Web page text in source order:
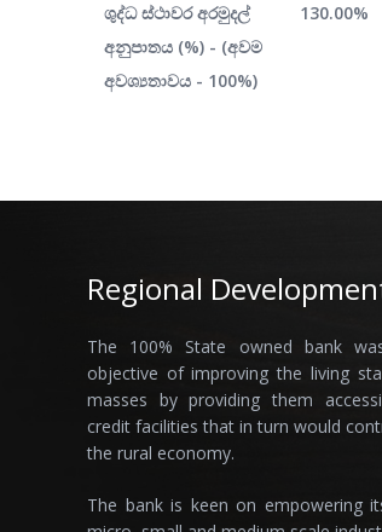
ශුද්ධ ස්ථාවර අරමුදල්
අනුපාතය (%) - (අවම
අවශ්‍යතාවය - 100%)
130.00%
Regional
The 100% State owned bank
objective of improving the living
masses by providing them
credit facilities that in turn would
the rural economy.
The bank is keen on empowering